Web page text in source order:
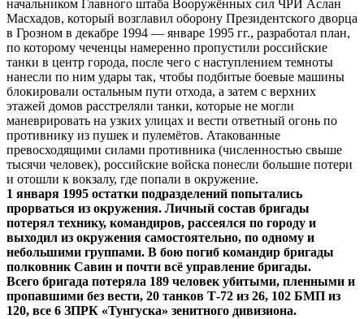
начальником Главного штаба Вооружённых сил ЧРИ Аслан
Масхадов, который возглавил оборону Президентского дворца
в Грозном в декабре 1994 — январе 1995 гг., разработал план,
по которому чеченцы намеренно пропустили российские
танки в центр города, после чего с наступлением темноты
нанесли по ним удары так, чтобы подбитые боевые машины
блокировали остальным пути отхода, а затем с верхних
этажей домов расстреляли танки, которые не могли
маневрировать на узких улицах и вести ответный огонь по
противнику из пушек и пулемётов. Атакованные
превосходящими силами противника (численностью свыше
тысячи человек), российские войска понесли большие потери
и отошли к вокзалу, где попали в окружение.
1 января 1995 остатки подразделений попытались
прорваться из окружения. Личный состав бригады
потерял технику, командиров, рассеялся по городу и
выходил из окружения самостоятельно, по одному и
небольшими группами. В бою погиб командир бригады
полковник Савин и почти всё управление бригады.
Всего бригада потеряла 189 человек убитыми, пленными и
пропавшими без вести, 20 танков Т-72 из 26, 102 БМП из
120, все 6 ЗПРК «Тунгуска» зенитного дивизиона.